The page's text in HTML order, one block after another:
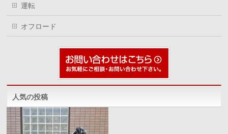
運転
オフロード
人気の投稿